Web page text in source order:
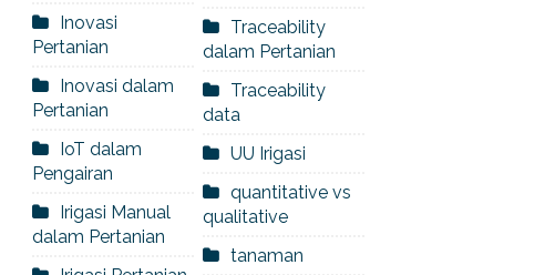
Inovasi
Pertanian
Inovasi dalam
Pertanian
IoT dalam
Pengairan
Irigasi Manual
dalam Pertanian
Traceability
dalam Pertanian
Traceability
data
UU Irigasi
quantitative vs
qualitative
tanaman